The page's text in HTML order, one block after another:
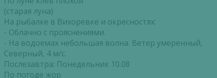
(старая луна)
На рыбалке в Вихоревке и окресностях:
- Облачно с прояснениями.
- На водоемах небольшая волна. Ветер умеренный,
Северный, 4 м/с.
Послезавтра: Понедельник 10.08
По погоде жор